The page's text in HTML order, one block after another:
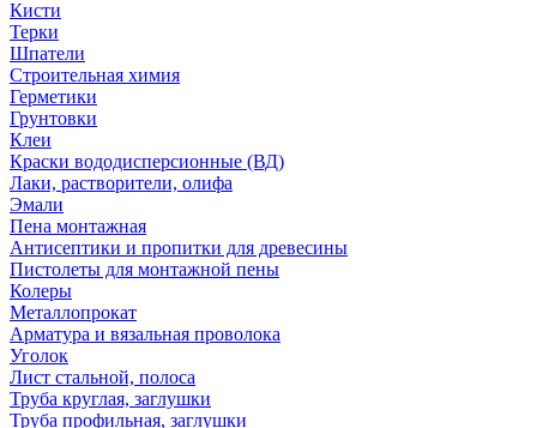
Кисти
Терки
Шпатели
Строительная химия
Герметики
Грунтовки
Клеи
Краски вододисперсионные (ВД)
Лаки, растворители, олифа
Эмали
Пена монтажная
Антисептики и пропитки для древесины
Пистолеты для монтажной пены
Колеры
Металлопрокат
Арматура и вязальная проволока
Уголок
Лист стальной, полоса
Труба круглая, заглушки
Труба профильная, заглушки